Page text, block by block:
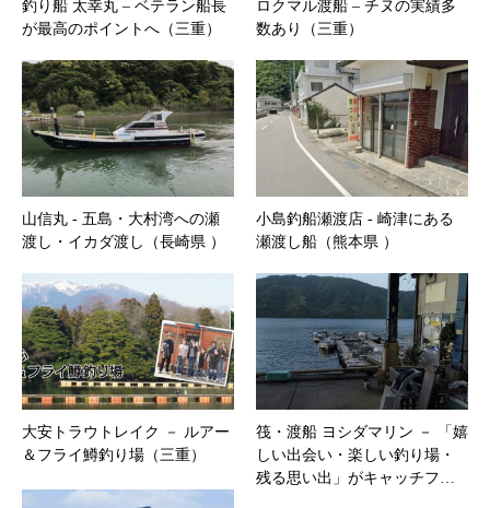
釣り船 太幸丸 – ベテラン船長
が最高のポイントへ（三重）
ロクマル渡船 – チヌの実績多
数あり（三重）
山信丸 ‐ 五島・大村湾への瀬
渡し・イカダ渡し（長崎県 ）
小島釣船瀬渡店 ‐ 崎津にある
瀬渡し船（熊本県 ）
大安トラウトレイク － ルアー
＆フライ鱒釣り場（三重）
筏・渡船 ヨシダマリン － 「嬉
しい出会い・楽しい釣り場・
残る思い出」がキャッチフ…